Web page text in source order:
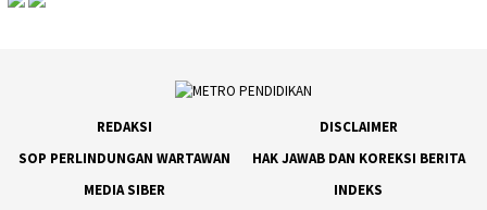
REDAKSI
DISCLAIMER
SOP PERLINDUNGAN WARTAWAN
HAK JAWAB DAN KOREKSI BERITA
MEDIA SIBER
INDEKS